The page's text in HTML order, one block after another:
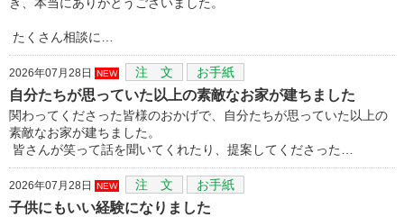
たくさん相談に…
2026年07月28日 NEW 注 文 お手紙
自分たちが思っていた以上の素敵なお家が建ちました
関わってくださった皆様のおかげで、自分たちが思っていた以上の
素敵なお家が建ちました。
皆さんが笑って話を聞いてくれたり、提案してくださった…
2026年07月28日 NEW 注 文 お手紙
子供にもいい経験になりました